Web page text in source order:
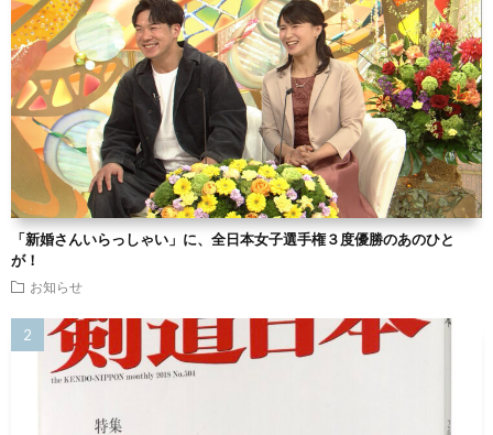
「新婚さんいらっしゃい」に、全日本女子選手権３度優勝のあのひと
が！
お知らせ